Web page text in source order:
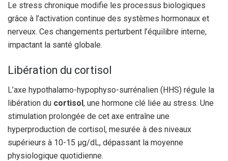
Le stress chronique modifie les processus biologiques
grâce à l’activation continue des systèmes hormonaux et
nerveux. Ces changements perturbent l’équilibre interne,
impactant la santé globale.
Libération du cortisol
L’axe hypothalamo-hypophyso-surrénalien (HHS) régule la
libération du cortisol, une hormone clé liée au stress. Une
stimulation prolongée de cet axe entraîne une
hyperproduction de cortisol, mesurée à des niveaux
supérieurs à 10-15 µg/dL, dépassant la moyenne
physiologique quotidienne.